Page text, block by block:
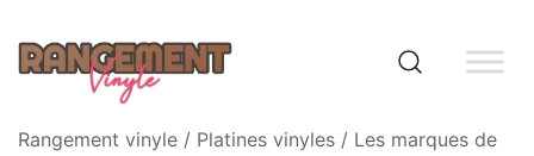
content
Rangement vinyle
Rangement vinyle / Platines vinyles / Les marques de